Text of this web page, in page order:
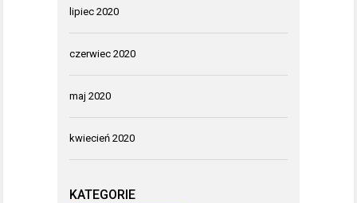
lipiec 2020
czerwiec 2020
maj 2020
kwiecień 2020
KATEGORIE